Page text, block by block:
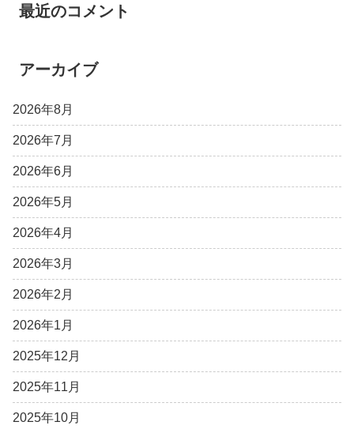
最近のコメント
アーカイブ
2026年8月
2026年7月
2026年6月
2026年5月
2026年4月
2026年3月
2026年2月
2026年1月
2025年12月
2025年11月
2025年10月